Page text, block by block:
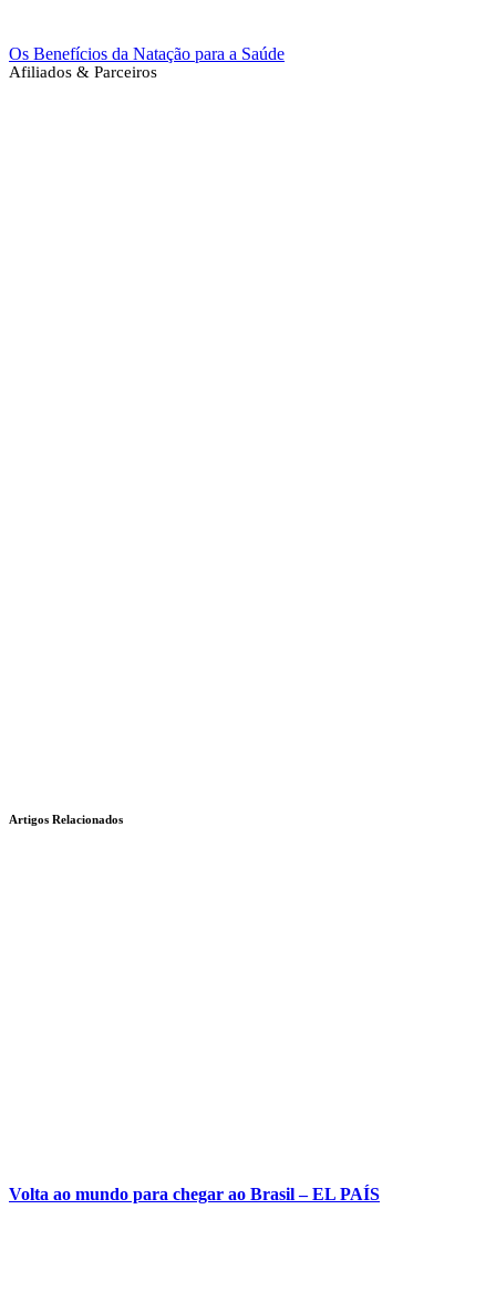
Os Benefícios da Natação para a Saúde
Afiliados & Parceiros
Artigos Relacionados
Volta ao mundo para chegar ao Brasil – EL PAÍS